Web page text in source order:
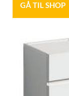
GÅ TIL SHOP